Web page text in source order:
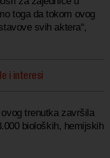
toga da tokom ovog
svih aktera“,
i interesi
trenutka završila
bioloških, hemijskih